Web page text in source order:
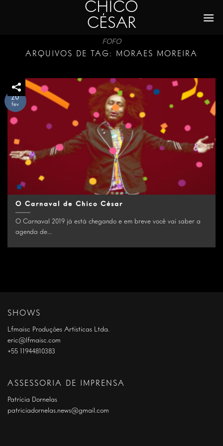
CHICO
CÉSAR
FOFO
ARQUIVOS DE TAG: MORAES MOREIRA
O Carnaval de Chico César
O Carnaval 2019 já está chegando e em breve você vai saber a
agenda de...
20
fev
SHOWS
Lfmaisc Produções Artísticas Ltda.
eric@lfmaisc.com
+55 11944810383
ASSESSORIA DE IMPRENSA
Patrícia Dornelas
patriciadornelas.news@gmail.com